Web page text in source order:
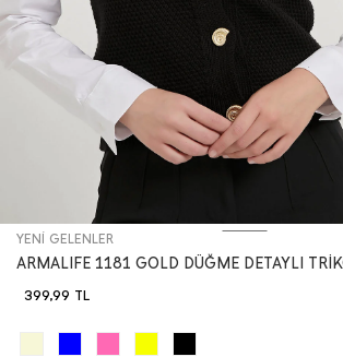
YENİ GELENLER
ARMALIFE 1181 GOLD DÜĞME DETAYLI
399,99 TL